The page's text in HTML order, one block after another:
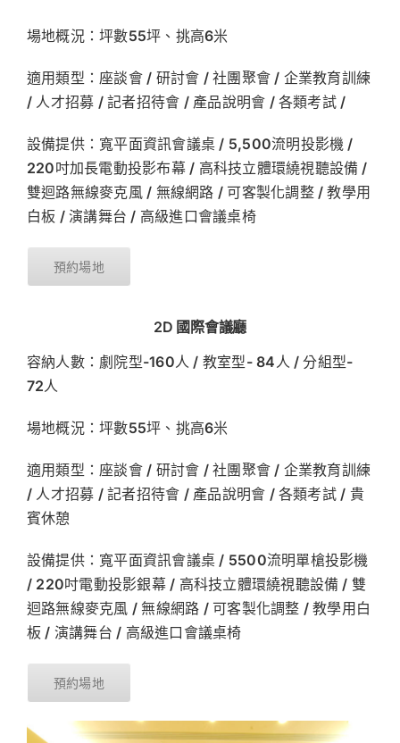
場地概況：坪數55坪、挑高6米
適用類型：座談會 / 研討會 / 社團聚會 / 企業教育訓練
/ 人才招募 / 記者招待會 / 產品說明會 / 各類考試 /
設備提供：寬平面資訊會議桌 / 5,500流明投影機 /
220吋加長電動投影布幕 / 高科技立體環繞視聽設備 /
雙迴路無線麥克風 / 無線網路 / 可客製化調整 / 教學用
白板 / 演講舞台 / 高級進口會議桌椅
預約場地
2D 國際會議廳
容納人數：劇院型-160人 / 教室型- 84人 / 分組型-
72人
場地概況：坪數55坪、挑高6米
適用類型：座談會 / 研討會 / 社團聚會 / 企業教育訓練
/ 人才招募 / 記者招待會 / 產品說明會 / 各類考試 / 貴
賓休憩
設備提供：寬平面資訊會議桌 / 5500流明單槍投影機
/ 220吋電動投影銀幕 / 高科技立體環繞視聽設備 / 雙
迴路無線麥克風 / 無線網路 / 可客製化調整 / 教學用白
板 / 演講舞台 / 高級進口會議桌椅
預約場地